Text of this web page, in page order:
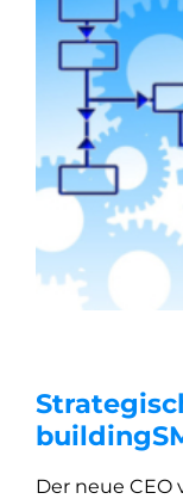
Der neue CEO